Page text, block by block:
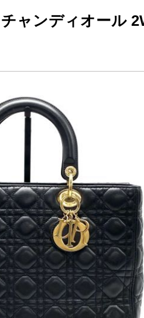
ャンディオール